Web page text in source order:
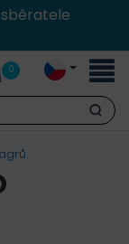
0
Hledat